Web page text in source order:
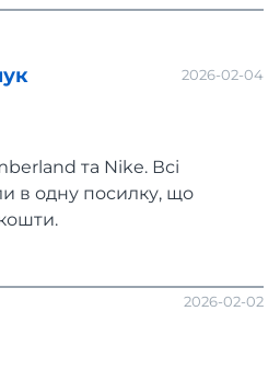
2026-02-04
та Nike. Всі
в одну посилку, що
2026-02-02